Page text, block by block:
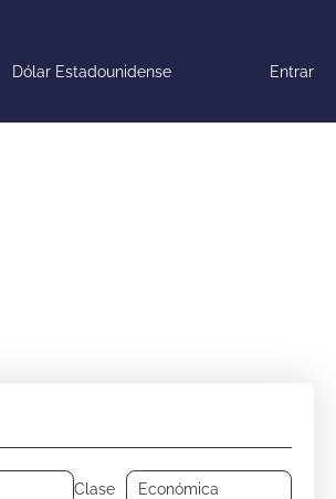
Dólar Estadounidense Entrar
Clase